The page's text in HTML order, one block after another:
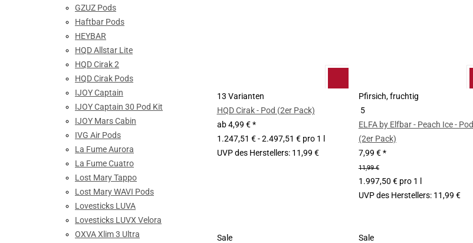
13 Varianten
HQD Cirak - Pod (2er Pack)
ab4,99 €*
1.247,51 € - 2.497,51 € pro 1 l
UVP des Herstellers: 11,99 €
Pfirsich, fruchtig
5
ELFA by Elfbar - Peach Ice - Pod
(2er Pack)
7,99 €*
11,99 €
1.997,50 € pro 1 l
UVP des Herstellers: 11,99 €
Sale Sale
GZUZ Pods
Haftbar Pods
HEYBAR
HQD Allstar Lite
HQD Cirak 2
HQD Cirak Pods
IJOY Captain
IJOY Captain 30 Pod Kit
IJOY Mars Cabin
IVG Air Pods
La Fume Aurora
La Fume Cuatro
Lost Mary Tappo
Lost Mary WAVI Pods
Lovesticks LUVA
Lovesticks LUVX Velora
OXVA Xlim 3 Ultra